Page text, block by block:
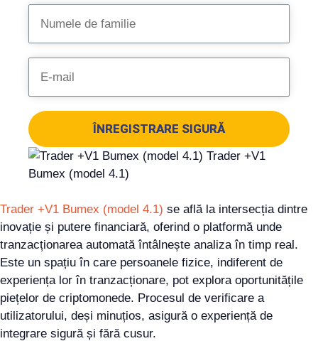
ÎNREGISTRARE SIGURĂ
Trader +V1 Bumex (model 4.1) se află la intersecția dintre
inovație și putere financiară, oferind o platformă unde
tranzacționarea automată întâlnește analiza în timp real.
Este un spațiu în care persoanele fizice, indiferent de
experiența lor în tranzacționare, pot explora oportunitățile
piețelor de criptomonede. Procesul de verificare a
utilizatorului, deși minuțios, asigură o experiență de
integrare sigură și fără cusur.